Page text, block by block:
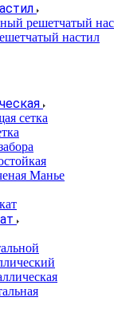
решетчатый
настил
сетка
Манье